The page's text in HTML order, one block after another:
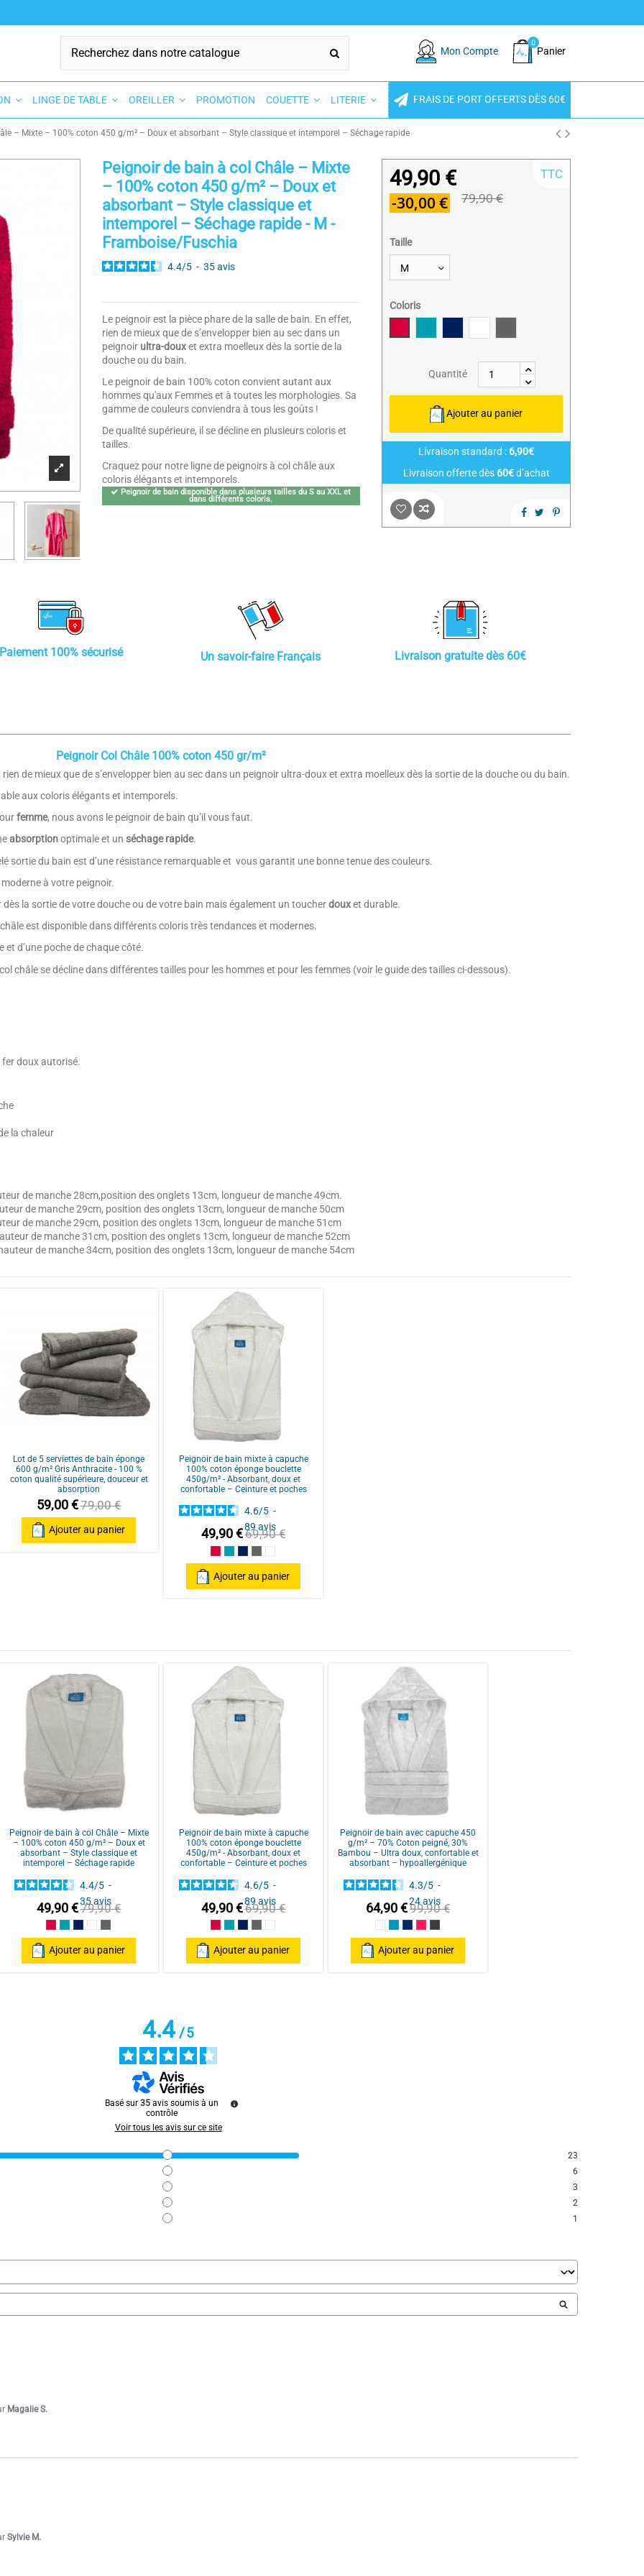
Mon Compte
0
Panier
LINGE DE TABLE OREILLER PROMOTION COUETTE LITERIE FRAIS DE PORT OFFERTS DÈS 60€
– Mixte – 100% coton 450 g/m² – Doux et absorbant – Style classique et intemporel – Séchage rapide
Peignoir de bain à col Châle – Mixte
– 100% coton 450 g/m² – Doux et
absorbant – Style classique et
intemporel – Séchage rapide - M -
Framboise/Fuschia
4.4/5 - 35avis
Le peignoir est la pièce phare de la salle de bain. En effet,
rien de mieux que de s’envelopper bien au sec dans un
peignoir ultra-douxet extra moelleux dès la sortie de la
douche ou du bain.
Le peignoir de bain 100% coton convient autant aux
hommes qu'aux Femmes et à toutes les morphologies. Sa
gamme de couleurs conviendra à tous les goûts !
De qualité supérieure, il se décline en plusieurs coloris et
tailles.
Craquez pour notre ligne de peignoirs à col châle aux
coloris élégants et intemporels.
Peignoir de bain disponible dans plusieurs tailles du S au XXL et
dans différents coloris.
49,90 €
-30,00 € 79,90 €
TTC
Taille
Coloris
Quantité
Ajouter au panier
Livraison standard : 6,90€
Livraison offerte dès 60€d’achat
Paiement 100% sécurisé Un savoir-faire Français Livraison gratuite dès 60€
Peignoir Col Châle 100% coton 450 gr/m²
de mieux que de s’envelopper bien au sec dans un peignoir ultra-doux et extra moelleux dès la sortie de la douche ou du bain.
aux coloris élégants et intemporels.
femme, nous avons le peignoir de bain qu’il vous faut.
absorptionoptimale et un séchage rapide.
sortie du bain est d’une résistance remarquable et vous garantit une bonne tenue des couleurs.
à votre peignoir.
la sortie de votre douche ou de votre bain mais également un toucherdouxet durable.
est disponible dans différents coloris très tendances et modernes.
d’une poche de chaque côté.
châle se décline dans différentes tailles pour les hommes et pour les femmes (voir le guide des tailles ci-dessous).
fer doux autorisé.
la chaleur
de manche 28cm,position des onglets 13cm, longueur de manche 49cm.
de manche 29cm, position des onglets 13cm, longueur de manche 50cm
de manche 29cm, position des onglets 13cm, longueur de manche 51cm
de manche 31cm, position des onglets 13cm, longueur de manche 52cm
de manche 34cm, position des onglets 13cm, longueur de manche 54cm
CONFORT MAXIMAL : peignoir à col châle 100% coton bouclette 450 g/m². Ultra-doux,
moelleux et absorbant. Idéal pour se sécher après la douche ou le bain pour un moment de
détente absolue.
QUALITÉ SUPÉRIEURE : coton épais, très absorbant, séchage rapide. Résistant aux lavages
STYLE CLASSIQUE ET ÉLÉGANT : col châle chic, coupe mixte intemporelle et moderne.
Disponible en plusieurs coloris unis, sobres ou tendance, pour tous les goûts.
Ceinture sous-passante et 2 poches latérales pour un ajustement parfait et un usage
pratique au quotidien.
hygiène et style réunis dans un peignoir doux, pratique et durable.
4.4
Basé sur
avis soumis à un
Voir tous les avis sur ce site
Sylvie M.
Lot de 5 serviettes de bain éponge
600 g/m² Gris Anthracite - 100 %
coton qualité supérieure, douceur et
absorption
59,00 €79,00 €
Ajouter au panier
Peignoir de bain mixte à capuche
100% coton éponge bouclette
450g/m² - Absorbant, doux et
confortable – Ceinture et poches
4.6/5 -
89 avis
49,90 €69,90 €
Framboise/Fuschia
Bleu Canard
Bleu Marine/Navy Blue
Gris/Grey
Blanc/White
Ajouter au panier
Peignoir de bain à col Châle – Mixte
– 100% coton 450 g/m² – Doux et
absorbant – Style classique et
intemporel – Séchage rapide
4.4/5 -
35avis
49,90 €79,90 €
Framboise/Fuschia
Bleu Canard
Bleu Marine/Navy Blue
Blanc/White
Anthracite/Dark Grey
Ajouter au panier
Peignoir de bain mixte à capuche
100% coton éponge bouclette
450g/m² - Absorbant, doux et
confortable – Ceinture et poches
4.6/5 -
89 avis
49,90 €69,90 €
Framboise/Fuschia
Bleu Canard
Bleu Marine/Navy Blue
Gris/Grey
Blanc/White
Ajouter au panier
Peignoir de bain avec capuche 450
g/m² – 70% Coton peigné, 30%
Bambou – Ultra doux, confortable et
absorbant – hypoallergénique
4.3/5 -
24avis
64,90 €99,90 €
BlancBleu Canard
Bleu Marine
FuschiaGris Anthracite
Ajouter au panier
4.4/5
Basé sur 35 avis soumis à un
contrôle
Voir tous les avis sur ce site
23
6
3
2
1
Magalie S.
Sylvie M.